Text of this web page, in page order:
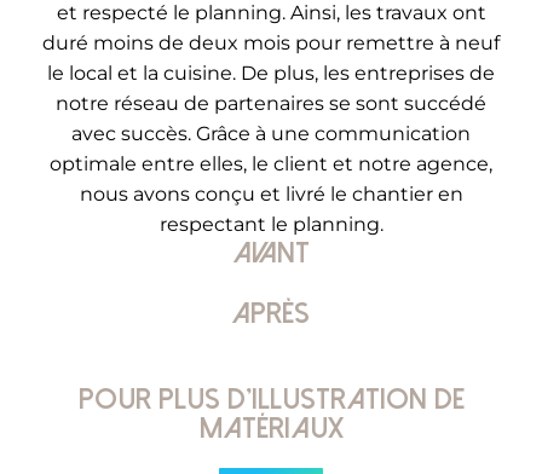
et respecté le planning. Ainsi, les travaux ont
duré moins de deux mois pour remettre à neuf
le local et la cuisine. De plus, les entreprises de
notre réseau de partenaires se sont succédé
avec succès. Grâce à une communication
optimale entre elles, le client et notre agence,
nous avons conçu et livré le chantier en
respectant le planning.
AVANT
Après
Pour plus d'illustration de
matériaux